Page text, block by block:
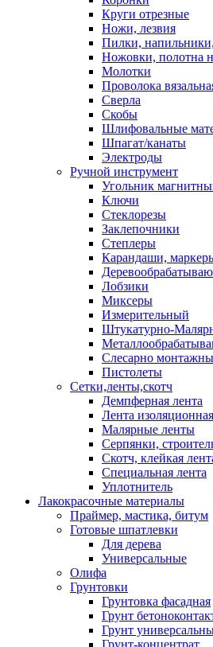
Круги отрезные
Ножи, лезвия
Пилки,
Ножовки, полотна
Молотки
Проволока
Сверла
Скобы
Шлифовальные
Шпагат/канаты
Электроды
Ручной инструмент
Угольник
Ключи
Стеклорезы
Заклепочники
Степлеры
Карандаши,
Лобзики
Миксеры
Измерительный
Штукатурно-
Слесарно
Пистолеты
Сетки,ленты,скотч
Демпферная лента
Лента изоляционная
Малярные ленты
Серпянки,
Скотч, клейкая
Специальная лента
Уплотнитель
Лакокрасочные материалы
Праймер, мастика, битум
Готовые шпатлевки
Для дерева
Универсальные
Олифа
Грунтовки
Грунтовка фасадная
Грунт
Грунт